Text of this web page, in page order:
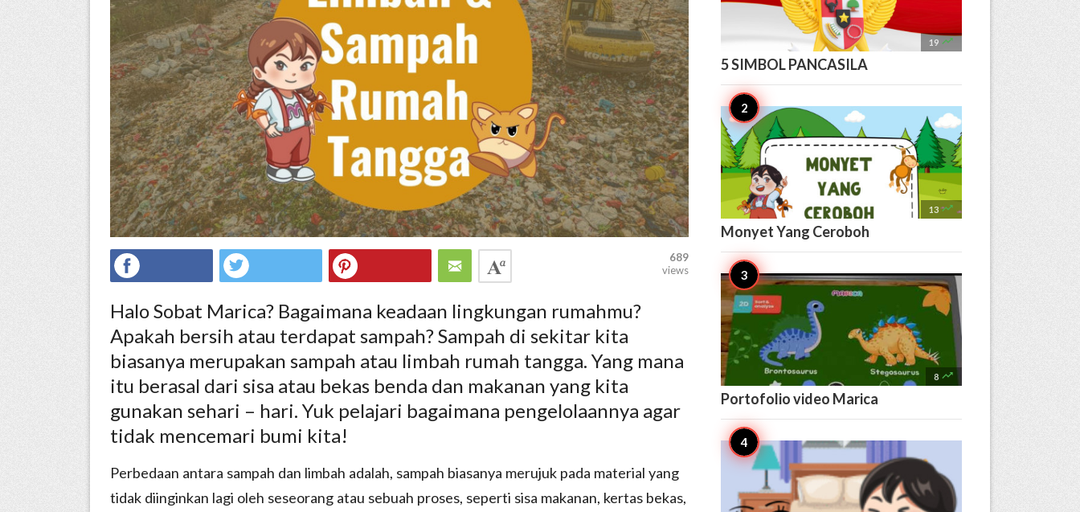
689
views
Halo Sobat Marica? Bagaimana keadaan lingkungan rumahmu?
Apakah bersih atau terdapat sampah? Sampah di sekitar kita
biasanya merupakan sampah atau limbah rumah tangga. Yang mana
itu berasal dari sisa atau bekas benda dan makanan yang kita
gunakan sehari – hari. Yuk pelajari bagaimana pengelolaannya agar
tidak mencemari bumi kita!
Perbedaan antara sampah dan limbah adalah, sampah biasanya merujuk pada material yang
tidak diinginkan lagi oleh seseorang atau sebuah proses, seperti sisa makanan, kertas bekas,
19 
5 SIMBOL PANCASILA
13 
Monyet Yang Ceroboh
8 
Portofolio video Marica